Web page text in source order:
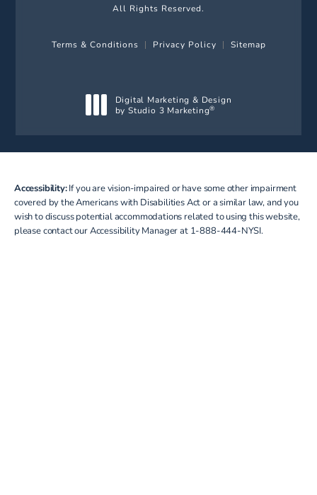
All Rights Reserved.
Terms & Conditions Privacy Policy Sitemap
Digital Marketing & Design
by Studio 3 Marketing®
Accessibility:If you are vision-impaired or have some other impairment
covered by the Americans with Disabilities Act or a similar law, and you
wish to discuss potential accommodations related to using this website,
please contact our Accessibility Manager at 1-888-444-NYSI.